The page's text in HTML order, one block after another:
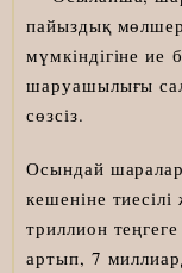
пайыздық
мүмкіндігіне
шаруашылығы
сөзсіз.
Осындай
кешеніне
триллион
артып, 7